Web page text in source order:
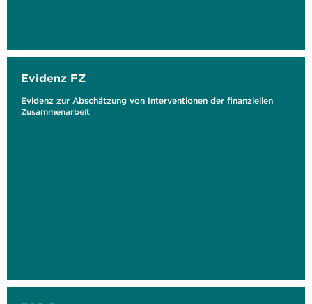
Evidenz FZ
Evidenz zur Abschätzung von Interventionen der finanziellen
Zusammenarbeit